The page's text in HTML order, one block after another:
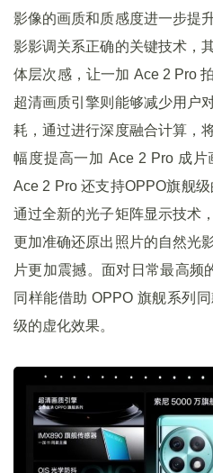
影像的画质和质感度进一步提
影影调关系正确的关键技术，
体层次感，让一加 Ace 2 Pro
超清画质引擎则能够减少用户
耗，通过进行深度融合计算，
幅度提高一加 Ace 2 Pro 成
Ace 2 Pro 还支持OPPO旗舰
通过全新的光子矩阵显示技术
更加准确还原出照片的自然光
片更加震撼。面对日常最高频
同样能借助 OPPO 旗舰系列
级的虚化效果。